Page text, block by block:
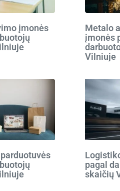
įmonės
Metalo
įmonės
Vilniuje
pagal
skaičių